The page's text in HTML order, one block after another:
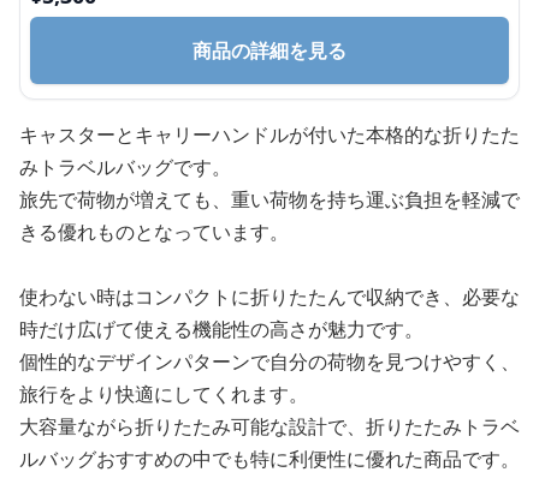
商品の詳細を見る
キャスターとキャリーハンドルが付いた本格的な折りたた
みトラベルバッグです。
旅先で荷物が増えても、重い荷物を持ち運ぶ負担を軽減で
きる優れものとなっています。
使わない時はコンパクトに折りたたんで収納でき、必要な
時だけ広げて使える機能性の高さが魅力です。
個性的なデザインパターンで自分の荷物を見つけやすく、
旅行をより快適にしてくれます。
大容量ながら折りたたみ可能な設計で、折りたたみトラベ
ルバッグおすすめの中でも特に利便性に優れた商品です。